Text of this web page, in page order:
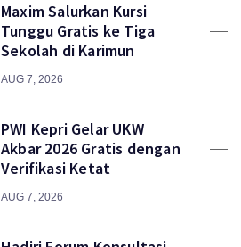
Maxim Salurkan Kursi
Tunggu Gratis ke Tiga
Sekolah di Karimun
AUG 7, 2026
PWI Kepri Gelar UKW
Akbar 2026 Gratis dengan
Verifikasi Ketat
AUG 7, 2026